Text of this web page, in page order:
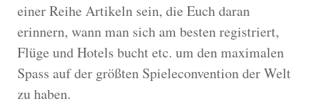
einer Reihe Artikeln sein, die Euch daran
erinnern, wann man sich am besten registriert,
Flüge und Hotels bucht etc. um den maximalen
Spass auf der größten Spieleconvention der Welt
zu haben.